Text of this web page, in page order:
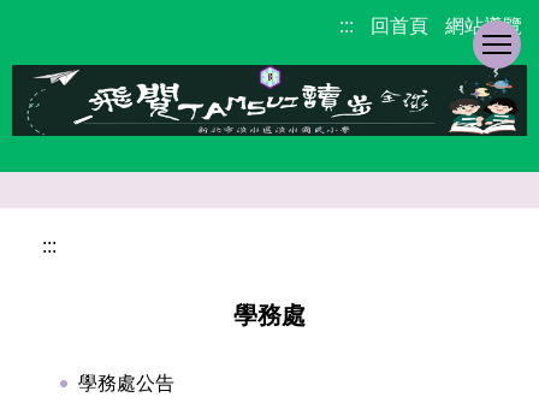
要
內
::: 回首頁 網站導覽
校
:::
學務處
學務處公告